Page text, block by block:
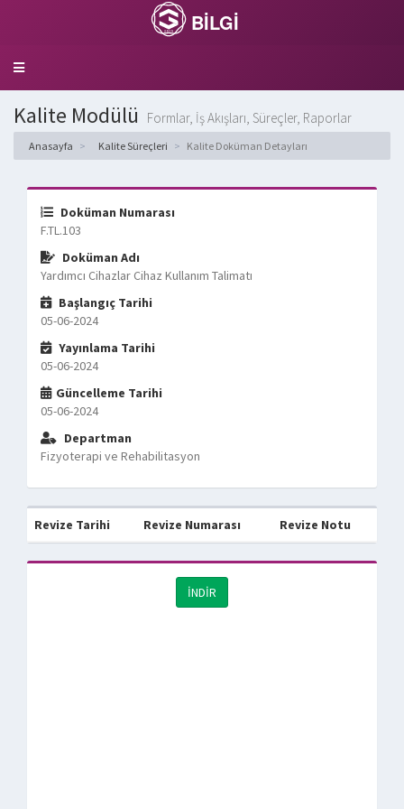
BİLGİ
Toggle
Kalite Modülü Formlar, İş Akışları, Süreçler, Raporlar
Anasayfa Kalite Süreçleri Kalite Doküman Detayları
Doküman Numarası
F.TL.103
Doküman Adı
Yardımcı Cihazlar Cihaz Kullanım Talimatı
Başlangıç Tarihi
05-06-2024
Yayınlama Tarihi
05-06-2024
Güncelleme Tarihi
05-06-2024
Departman
Fizyoterapi ve Rehabilitasyon
Revize Tarihi Revize Numarası Revize Notu
İNDİR